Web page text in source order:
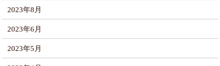
2023年8月
2023年6月
2023年5月